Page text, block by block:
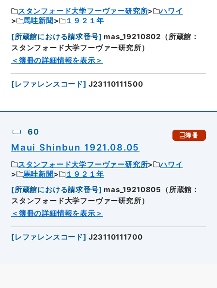
スタンフォード大学フーヴァー研究所
ハワイ
馬哇新聞
１９２１年
[所蔵館における請求番号] mas_19210802（所蔵館：
スタンフォード大学フーヴァー研究所）
＜簿冊の詳細情報を表示＞
[レファレンスコード] J23110111500
60 簿冊
Maui Shinbun 1921.08.05
スタンフォード大学フーヴァー研究所
ハワイ
馬哇新聞
１９２１年
[所蔵館における請求番号] mas_19210805（所蔵館：
スタンフォード大学フーヴァー研究所）
＜簿冊の詳細情報を表示＞
[レファレンスコード] J23110111700